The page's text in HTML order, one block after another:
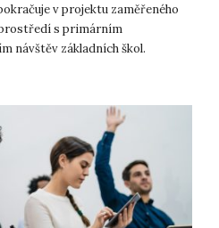
v projektu zaměřeného
s primárním
návštěv základních škol.